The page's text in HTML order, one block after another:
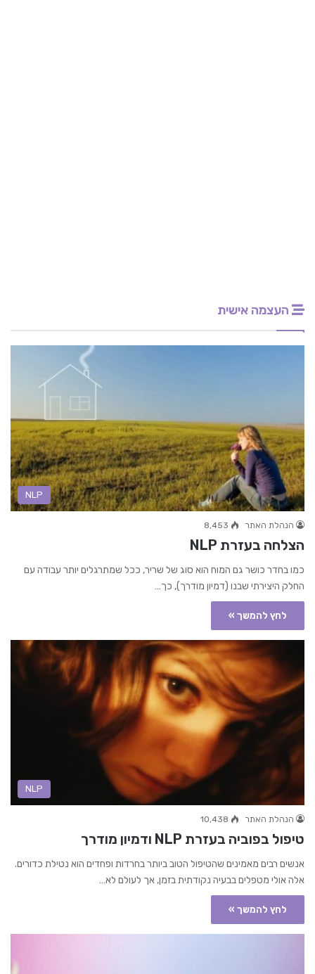
העצמה אישית
NLP
הנהלת האתר 8,453
הצלחה בעזרת NLP
כמו בחדר כושר גם המוח הוא סוג של שריר, ככל שמתרגלים יותר עבודה עם
החלק היצירתי שבנו (דמיון מודרך), כך…
לחץ להמשך »
NLP
הנהלת האתר 10,438
טיפול בפוביה בעזרת NLP ודמיון מודרך
אנשים רבים מאמינים שהטיפול הטוב ביותר בחרדות ופחדים הוא נטילת כדורים.
אלה אולי מטפלים בבעיה נקודתית בזמן, אך לעולם לא…
לחץ להמשך »